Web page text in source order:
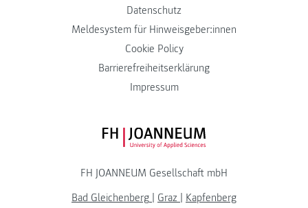
Datenschutz
Meldesystem für Hinweisgeber:innen
Cookie Policy
Barrierefreiheitserklärung
Impressum
FH JOANNEUM Logo
FH JOANNEUM Gesellschaft mbH
Bad Gleichenberg | Graz | Kapfenberg